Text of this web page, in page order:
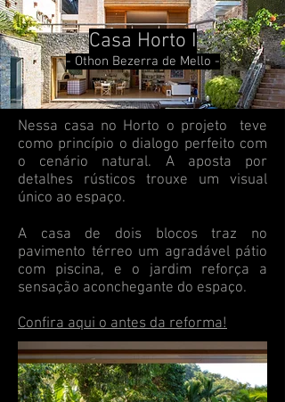
Casa Horto I
- Othon Bezerra de Mello -
Nessa casa no Horto o projeto teve
como princípio o dialogo perfeito com
o cenário natural. A aposta por
detalhes rústicos trouxe um visual
único ao espaço.
A casa de dois blocos traz no
pavimento térreo um agradável pátio
com piscina, e o jardim reforça a
sensação aconchegante do espaço.
Confira aqui o antes da reforma!